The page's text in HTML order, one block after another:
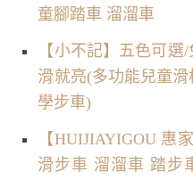
童腳踏車 溜溜車
【小不記】五色可
滑就亮(多功能兒童
學步車)
【HUIJIAYIGOU 惠
滑步車 溜溜車 踏步